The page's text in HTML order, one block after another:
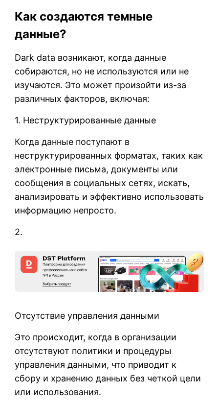
Как создаются темные
данные?
Dark data возникают, когда данные
собираются, но не используются или не
изучаются. Это может произойти из-за
различных факторов, включая:
1. Неструктурированные данные
Когда данные поступают в
неструктурированных форматах, таких как
электронные письма, документы или
сообщения в социальных сетях, искать,
анализировать и эффективно использовать
информацию непросто.
2.
Отсутствие управления данными
Это происходит, когда в организации
отсутствуют политики и процедуры
управления данными, что приводит к
сбору и хранению данных без четкой цели
или использования.